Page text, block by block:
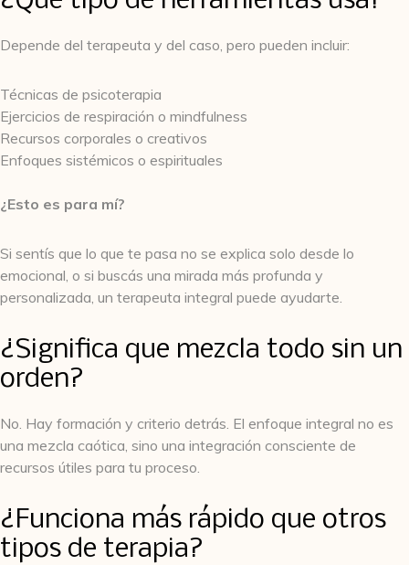
Depende del terapeuta y del caso, pero pueden incluir:
Técnicas de psicoterapia
Ejercicios de respiración o mindfulness
Recursos corporales o creativos
Enfoques sistémicos o espirituales
¿Esto es para mí?
Si sentís que lo que te pasa no se explica solo desde lo
emocional, o si buscás una mirada más profunda y
personalizada, un terapeuta integral puede ayudarte.
¿Significa que mezcla todo sin un
orden?
No. Hay formación y criterio detrás. El enfoque integral no es
una mezcla caótica, sino una integración consciente de
recursos útiles para tu proceso.
¿Funciona más rápido que otros
tipos de terapia?